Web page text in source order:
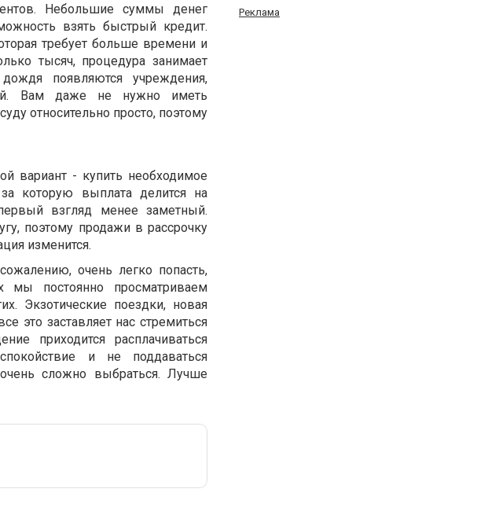
Небольшие суммы денег
взять быстрый кредит.
требует больше времени и
тысяч, процедура занимает
появляются учреждения,
Вам даже не нужно иметь
относительно просто, поэтому
вариант - купить необходимое
которую выплата делится на
взгляд менее заметный.
поэтому продажи в рассрочку
изменится.
очень легко попасть,
мы постоянно просматриваем
Экзотические поездки, новая
это заставляет нас стремиться
приходится расплачиваться
и не поддаваться
сложно выбраться. Лучше
Реклама